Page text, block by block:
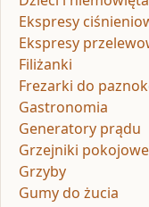
Ekspresy
Ekspresy
Filiżanki
Frezarki do
Gastronomia
Generatory prądu
Grzejniki pokojowe
Grzyby
Gumy do żucia